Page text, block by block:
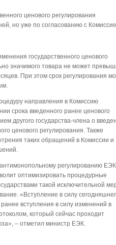
ценового регулирования
но уже по согласованию с
государственного ценового
значимого товара не может
При этом срок регулирования
направления в Комиссию
срока введенного ранее ценового
другого государства-члена о
ценового регулирования. Также
таких обращений в Комиссии и
регулированию ЕЭК
оптимизировать процедурные
такой исключительной
«Вступление в силу
вступления в силу изменений в
который сейчас проходит
– отметил министр ЕЭК.